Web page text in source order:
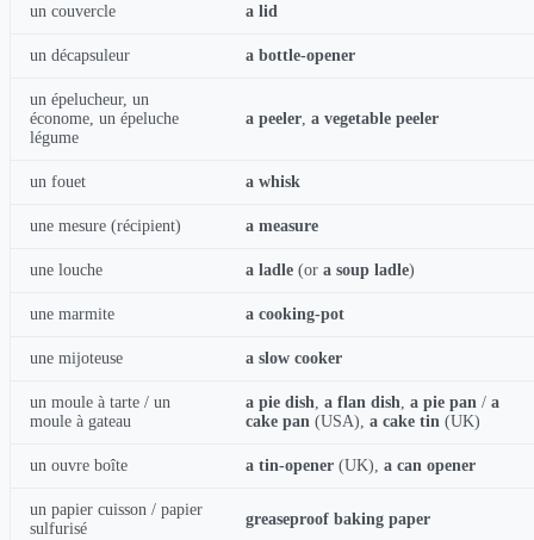
un couvercle a lid
un décapsuleur a bottle-opener
un épelucheur, un
économe, un épeluche
légume
a peeler, a vegetable peeler
un fouet a whisk
une mesure (récipient) a measure
une louche a ladle (or a soup ladle)
une marmite a cooking-pot
une mijoteuse a slow cooker
un moule à tarte / un
moule à gateau
a pie dish, a flan dish, a pie pan / a
cake pan (USA), a cake tin (UK)
un ouvre boîte a tin-opener (UK), a can opener
un papier cuisson / papier
sulfurisé
greaseproof baking paper